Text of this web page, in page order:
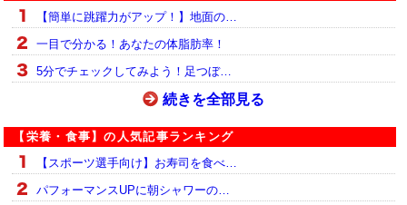
【簡単に跳躍力がアップ！】地面の…
一目で分かる！あなたの体脂肪率！
5分でチェックしてみよう！足つぼ…
続きを全部見る
【栄養・食事】の人気記事ランキング
【スポーツ選手向け】お寿司を食べ…
パフォーマンスUPに朝シャワーの…